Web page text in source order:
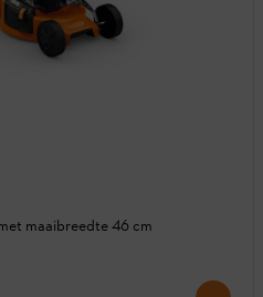
maaibreedte 46 cm